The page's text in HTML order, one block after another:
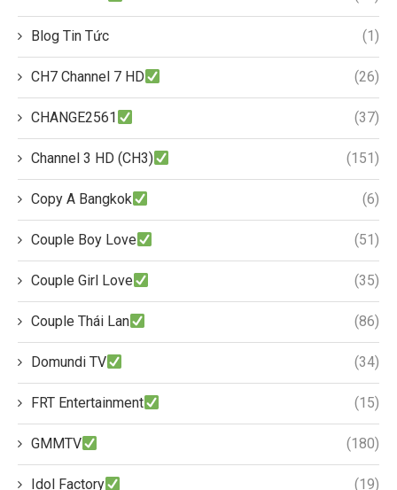
Blog Tin Tức (1)
CH7 Channel 7 HD (26)
CHANGE2561 (37)
Channel 3 HD (CH3) (151)
Copy A Bangkok (6)
Couple Boy Love (51)
Couple Girl Love (35)
Couple Thái Lan (86)
Domundi TV (34)
FRT Entertainment (15)
GMMTV (180)
Idol Factory (19)